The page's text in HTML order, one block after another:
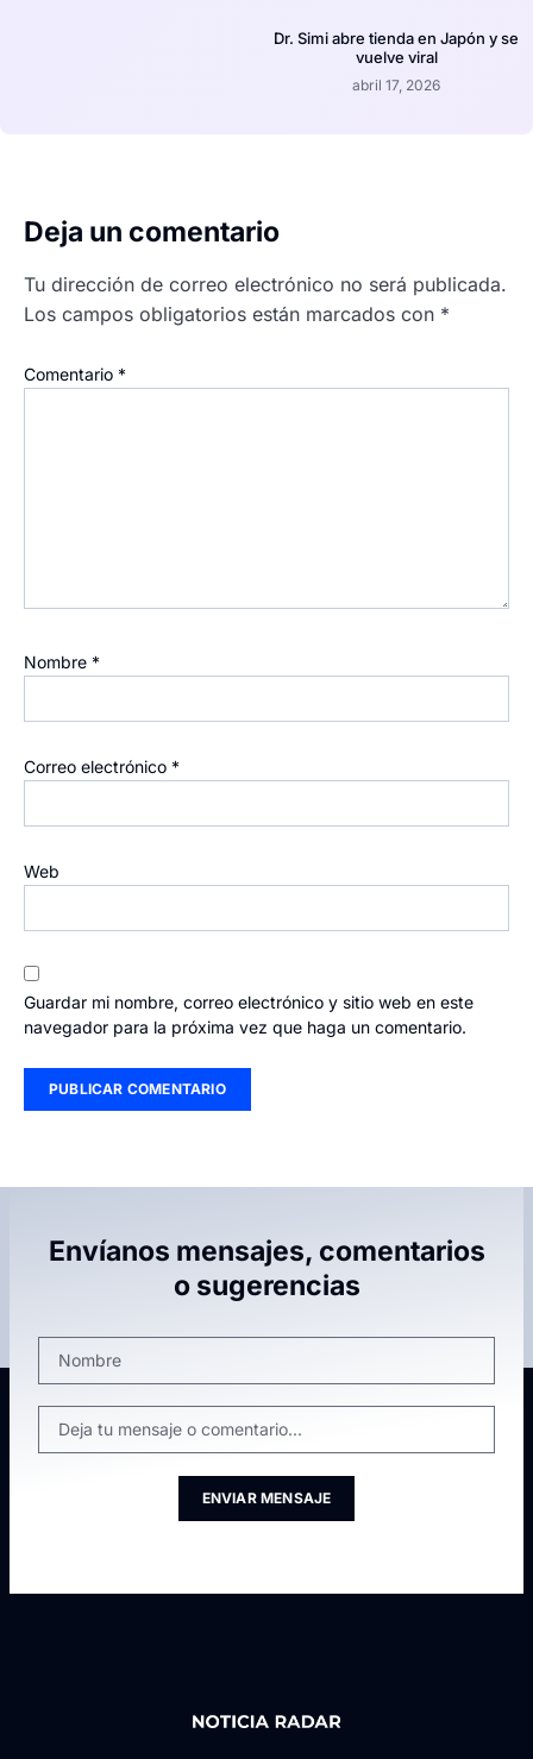
Dr. Simi abre tienda en Japón y se
vuelve viral
abril 17, 2026
Deja un comentario
Tu dirección de correo electrónico no será publicada.
Los campos obligatorios están marcados con *
Comentario *
Nombre *
Correo electrónico *
Web
Guardar mi nombre, correo electrónico y sitio web en este
navegador para la próxima vez que haga un comentario.
Envíanos mensajes, comentarios
o sugerencias
ENVIAR MENSAJE